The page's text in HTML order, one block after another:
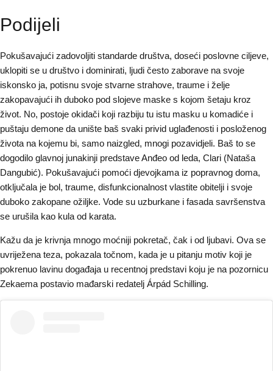
Podijeli
Pokušavajući zadovoljiti standarde društva, doseći poslovne ciljeve,
uklopiti se u društvo i dominirati, ljudi često zaborave na svoje
iskonsko ja, potisnu svoje stvarne strahove, traume i želje
zakopavajući ih duboko pod slojeve maske s kojom šetaju kroz
život. No, postoje okidači koji razbiju tu istu masku u komadiće i
puštaju demone da unište baš svaki privid uglađenosti i posloženog
života na kojemu bi, samo naizgled, mnogi pozavidjeli. Baš to se
dogodilo glavnoj junakinji predstave Anđeo od leda, Clari (Nataša
Dangubić). Pokušavajući pomoći djevojkama iz popravnog doma,
otključala je bol, traume, disfunkcionalnost vlastite obitelji i svoje
duboko zakopane ožiljke. Vode su uzburkane i fasada savršenstva
se urušila kao kula od karata.
Kažu da je krivnja mnogo moćniji pokretač, čak i od ljubavi. Ova se
uvriježena teza, pokazala točnom, kada je u pitanju motiv koji je
pokrenuo lavinu događaja u recentnoj predstavi koju je na pozornicu
Zekaema postavio mađarski redatelj Árpád Schilling.